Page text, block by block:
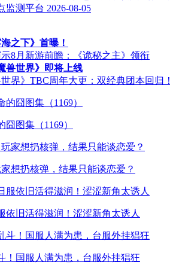
监测平台 2026-08-05
之下》首曝！
8月新游前瞻：《诡秘之主》领衔
兽世界》即将上线
世界》TBC周年大更：双经典团本回归！
图集（1169）
想扔核弹，结果只能谈恋爱？
依旧活得滋润！涩涩新角太诱人
！国服人满为患，台服外挂猖狂